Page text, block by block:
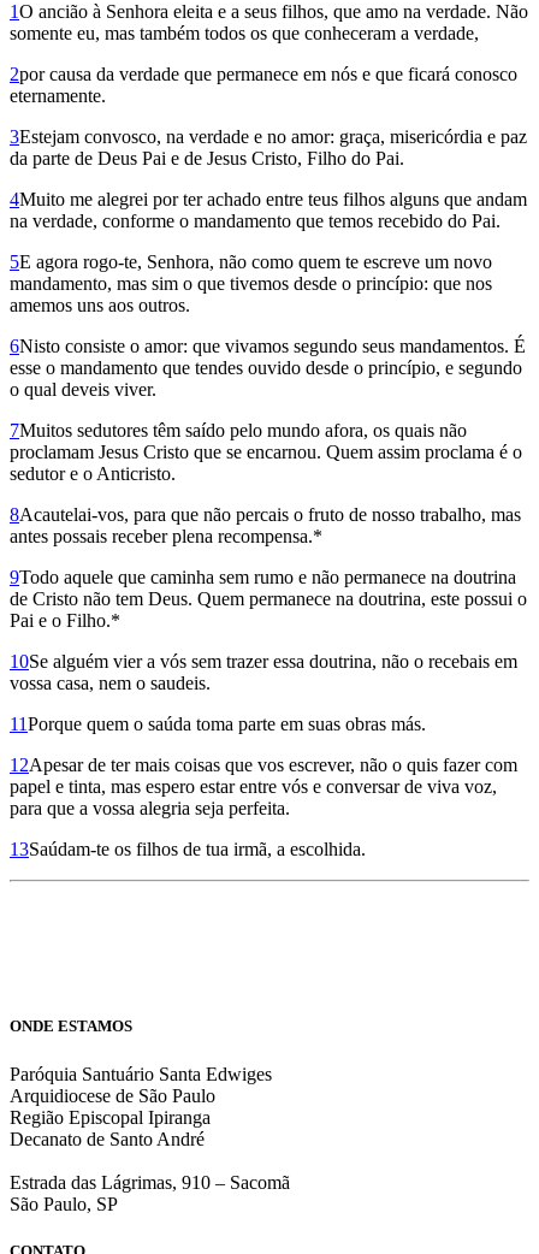
1O ancião à Senhora eleita e a seus filhos, que amo na verdade. Não
somente eu, mas também todos os que conheceram a verdade,
2por causa da verdade que permane­ce em nós e que ficará conosco
eternamente.
3Estejam convosco, na verdade e no amor: graça, miseri­córdia e paz
da parte de Deus Pai e de Jesus Cristo, Filho do Pai.
4Muito me alegrei por ter achado entre teus filhos alguns que andam
na verdade, conforme o mandamento que temos recebido do Pai.
5E agora rogo-te, Senhora, não como quem te escreve um novo
mandamento, mas sim o que tivemos desde o princípio: que nos
amemos uns aos outros.
6Nisto consiste o amor: que vivamos segundo seus mandamentos. É
esse o mandamento que tendes ouvido desde o princípio, e segundo
o qual deveis viver.
7Muitos sedutores têm saído pelo mundo afora, os quais não
proclamam Jesus Cristo que se encarnou. Quem assim proclama é o
sedutor e o Anticristo.
8Acautelai-vos, para que não percais o fruto de nosso trabalho, mas
antes possais receber plena recompensa.*
9Todo aquele que caminha sem rumo e não permanece na doutrina
de Cristo não tem Deus. Quem permanece na doutrina, este possui o
Pai e o Filho.*
10Se alguém vier a vós sem trazer essa doutrina, não o recebais em
vossa casa, nem o saudeis.
11Porque quem o saúda toma parte em suas obras más.
12Apesar de ter mais coisas que vos escrever, não o quis fazer com
papel e tinta, mas espero estar entre vós e conversar de viva voz,
para que a vossa alegria seja perfeita.
13Saúdam-te os filhos de tua irmã, a escolhida.
ONDE ESTAMOS
Paróquia Santuário Santa Edwiges
Arquidiocese de São Paulo
Região Episcopal Ipiranga
Decanato de Santo André
Estrada das Lágrimas, 910 – Sacomã
São Paulo, SP